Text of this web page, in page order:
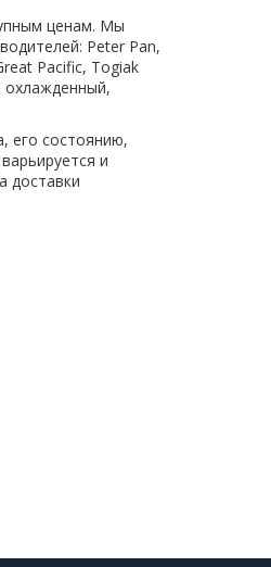
ценам. Мы
Peter Pan,
Pacific, Togiak
охлажденный,
его состоянию,
и
доставки